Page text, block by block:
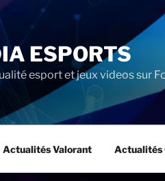
ESPORTS
esport et jeux videos sur
Actualités Valorant Actualités